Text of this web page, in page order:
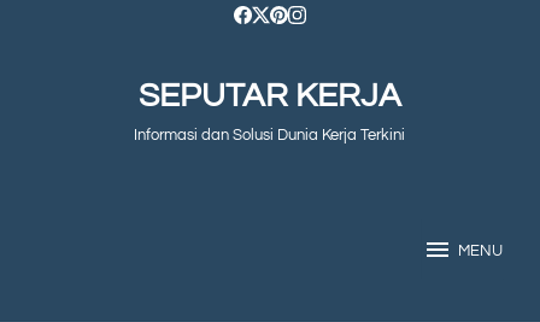
SEPUTAR KERJA
Informasi dan Solusi Dunia Kerja Terkini
MENU